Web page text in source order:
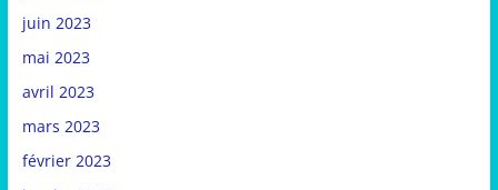
juin 2023
mai 2023
avril 2023
mars 2023
février 2023